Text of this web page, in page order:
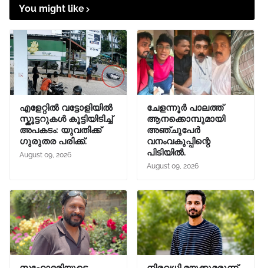
You might like
എളേറ്റിൽ വട്ടോളിയിൽ
സ്കൂട്ടറുകൾ കൂട്ടിയിടിച്ച്
അപകടം: യുവതിക്ക്
ഗുരുതര പരിക്ക്.
August 09, 2026
ചേളന്നൂർ പാലത്ത്
ആനക്കൊമ്പുമായി
അഞ്ചുപേർ
വനംവകുപ്പിന്റെ
പിടിയിൽ.
August 09, 2026